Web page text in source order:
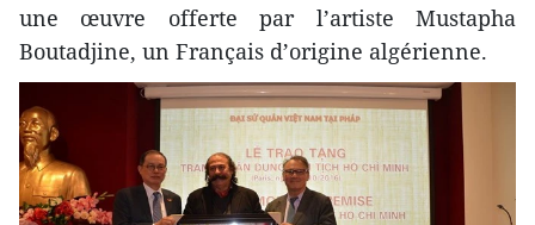
une œuvre offerte par l’artiste Mustapha
Boutadjine, un Français d’origine algérienne.